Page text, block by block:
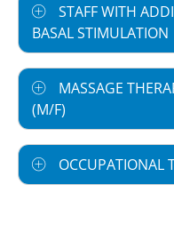
STAFF WITH
BASAL STIMULATION
MASSAGE
(M/F)
OCCUPATIONAL